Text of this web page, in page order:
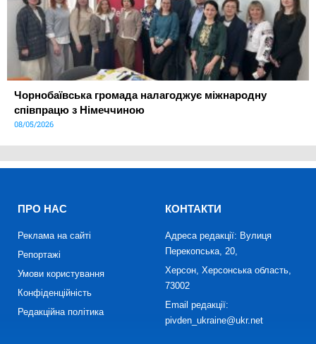
Чорнобаївська громада налагоджує міжнародну
співпрацю з Німеччиною
08/05/2026
ПРО НАС
Реклама на сайті
Репортажі
Умови користування
Конфіденційність
Редакційна політика
КОНТАКТИ
Адреса редакції: Вулиця
Перекопська, 20,
Херсон, Херсонська область,
73002
Email редакції:
pivden_ukraine@ukr.net